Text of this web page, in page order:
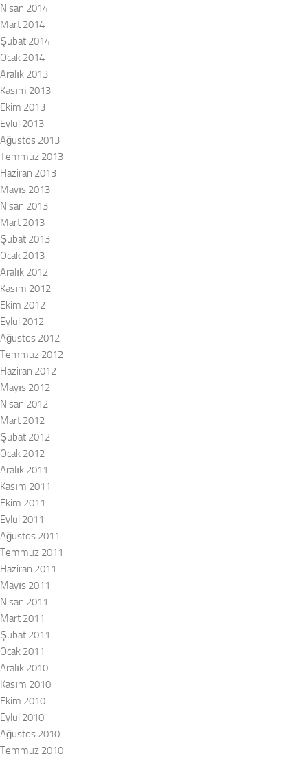
Nisan 2014
Mart 2014
Şubat 2014
Ocak 2014
Aralık 2013
Kasım 2013
Ekim 2013
Eylül 2013
Ağustos 2013
Temmuz 2013
Haziran 2013
Mayıs 2013
Nisan 2013
Mart 2013
Şubat 2013
Ocak 2013
Aralık 2012
Kasım 2012
Ekim 2012
Eylül 2012
Ağustos 2012
Temmuz 2012
Haziran 2012
Mayıs 2012
Nisan 2012
Mart 2012
Şubat 2012
Ocak 2012
Aralık 2011
Kasım 2011
Ekim 2011
Eylül 2011
Ağustos 2011
Temmuz 2011
Haziran 2011
Mayıs 2011
Nisan 2011
Mart 2011
Şubat 2011
Ocak 2011
Aralık 2010
Kasım 2010
Ekim 2010
Eylül 2010
Ağustos 2010
Temmuz 2010